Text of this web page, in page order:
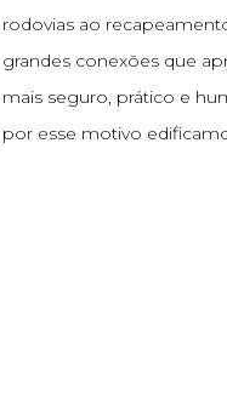
rodovias ao
grandes conexões que
mais seguro, prático e
por esse motivo